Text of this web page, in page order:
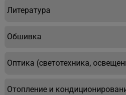
Литература
Обшивка
Оптика (светотехника,
Отопление и